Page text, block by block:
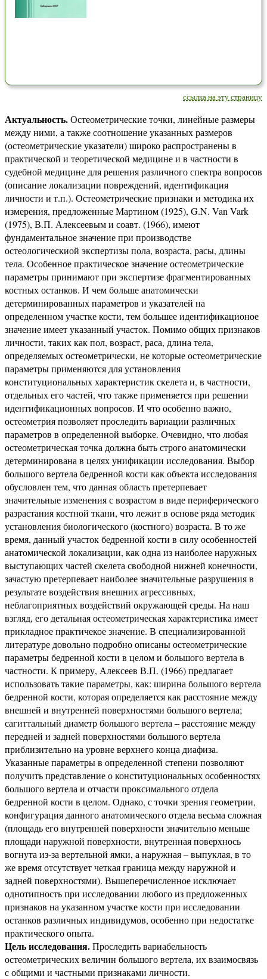
ссылка на эту страницу
Актуальность.Остеометрические точки, линейные размеры
между ними, а также соотношение указанных размеров
(остеометрические указатели) широко распространены в
практической и теоретической медицине и в частности в
судебной медицине для решения различного спектра вопросов
(описание локализации повреждений, идентификация
личности и т.п.). Остеометрические признаки и методика их
измерения, предложенные Мартином (1925), G.N. Van Vark
(1975), В.П. Алексеевым и соавт. (1966), имеют
фундаментальное значение при производстве
остеологическиой экспертизы пола, возраста, расы, длины
тела. Особенное практическое значение остеометрические
параметры принимают при экспертизе фрагментированных
костных останков. И чем больше анатомически
детерминированных параметров и указателей на
определенном участке кости, тем большее идентификационое
значение имеет указанный участок. Помимо общих признаков
личности, таких как пол, возраст, раса, длина тела,
определяемых остеометрически, не которые остеометрические
параметры применяются для установления
конституциональных характеристик скелета и, в частности,
отдельных его частей, что также применяется при решении
идентификационных вопросов. И что особенно важно,
остеометрия позволяет проследить вариации различных
параметров в определенной выборке. Очевидно, что любая
остеометрическая точка должна быть строго анатомически
детерминирована в целях унификации исследования. Выбор
большого вертела бедренной кости как объекта исследования
обусловлен тем, что данная область претерпевает
значительные изменения с возрастом в виде периферического
разрастания костной ткани, что лежит в основе ряда методик
установления биологического (костного) возраста. В то же
время, данный участок бедренной кости в силу особенностей
анатомической локализации, как одна из наиболее наружных
выступающих частей скелета свободной нижней конечности,
зачастую претерпевает наиболее значительные разрушения в
результате воздействия внешних агрессивных,
неблагоприятных воздействий окружающей среды. На наш
взгляд, его детальная остеометрическая характеристика имеет
прикладное практичекое значение. В специализированной
литературе довольно подробно описаны остеометрические
параметры бедренной кости в целом и большого вертела в
частности. К примеру, Алексеев В.П. (1966) предлагает
использовать такие параметры, как: ширина большого вертела
бедренной кости, которая определяется как расстояние между
внешней и внутренней поверхностями большого вертела;
сагиттальный диаметр большого вертела – расстояние между
передней и задней поверхностями большого вертела
приблизительно на уровне верхнего конца диафиза.
Указанные параметры в определенной степени позволяют
получить представление о конституциональных особенностях
большого вертела и отчасти проксимального отдела
бедренной кости в целом. Однако, с точки зрения геометрии,
конфигурация данного анатомического отдела весьма сложная
(площадь его внутренней поверхности значительно меньше
площади наружной поверхности, внутренная поверхнось
вогнута из-за вертельной ямки, а наружная – выпуклая, в то
же время отсутствует четкая граница между наружной и
задней поверхностями). Вышеперечисленное исключает
однотипность при исследовании любого из предложенных
признаков на указанном участке кости при исследовании
останков различных индивидумов, особенно при недостатке
практического опыта.
Цель исследования.Проследить вариабельность
остеометрических величин большого вертела, их взаимосвязь
с общими и частными признаками личности.